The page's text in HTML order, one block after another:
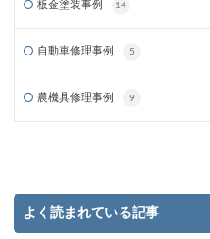
板金塗装事例 14
自動車修理事例 5
農機具修理事例 9
よく読まれている記事